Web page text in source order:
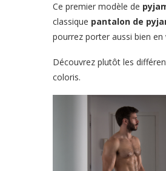
Ce premier modèle de
classique pantalon de
pourrez porter aussi bien
Découvrez plutôt les
coloris.